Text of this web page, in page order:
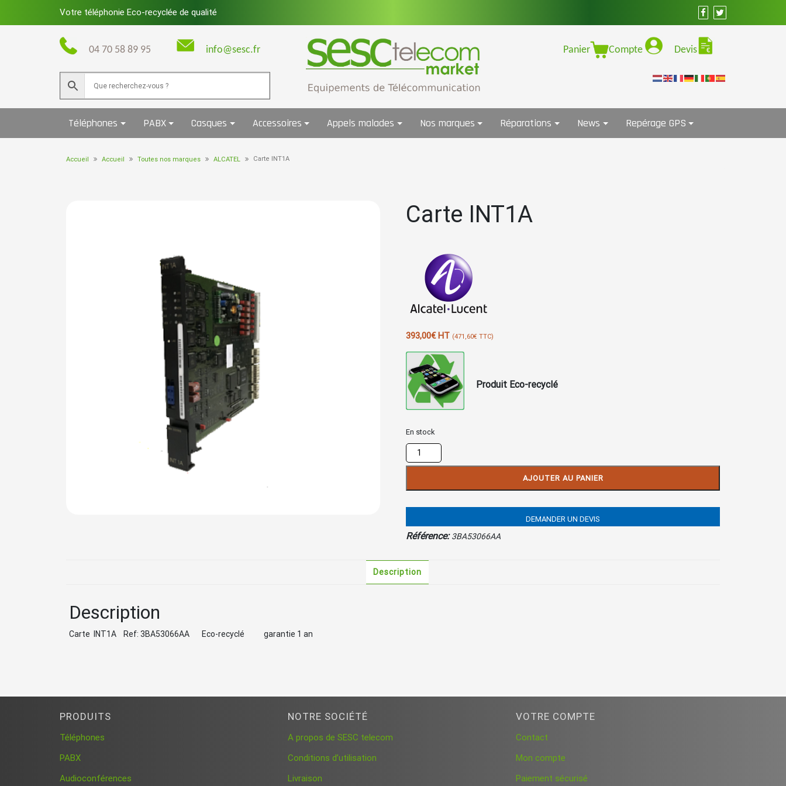
Votre téléphonie Eco-recyclée de qualité
04 70 58 89 95 info@sesc.fr Panier Compte Devis
Téléphones PABX Casques Accessoires Appels malades Nos marques Réparations News Repérage GPS
Accueil Accueil Toutes nos marques ALCATEL Carte INT1A
Carte INT1A
393,00€HT (471,60€ TTC)
Produit Eco-recyclé
En stock
quantité
de
AJOUTER AU PANIER
DEMANDER UN DEVIS
Référence:3BA53066AA
Description
Description
Carte INT1A Ref: 3BA53066AA Eco-recyclé garantie 1 an
PRODUITS
Téléphones
PABX
Audioconférences
NOTRE SOCIÉTÉ
A propos de SESC telecom
Conditions d’utilisation
Livraison
VOTRE COMPTE
Contact
Mon compte
Paiement sécurisé